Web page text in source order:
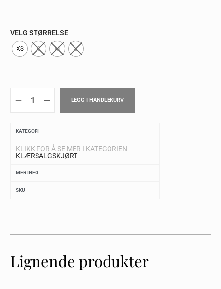
VELG STØRRELSE
XS S M L
LEGG I HANDLEKURV
KATEGORI
KLIKK FOR Å SE MER I KATEGORIEN
KLÆRSALGSKJØRT
MER INFO
SKU
Lignende produkter